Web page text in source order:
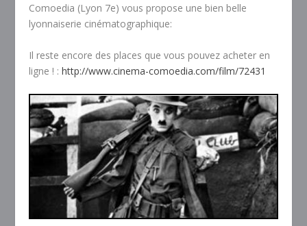
Comoedia (Lyon 7e) vous propose une bien belle
lyonnaiserie cinématographique:
Il reste encore des places que vous pouvez acheter en
ligne ! :http://www.cinema-comoedia.com/film/72431